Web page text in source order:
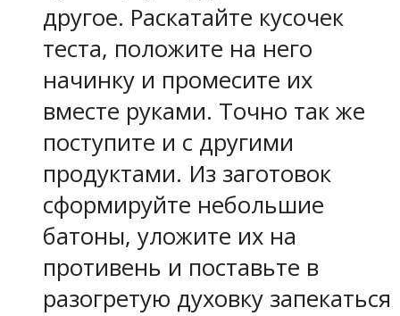
другое. Раскатайте кусочек
теста, положите на него
начинку и промесите их
вместе руками. Точно так же
поступите и с другими
продуктами. Из заготовок
сформируйте небольшие
батоны, уложите их на
противень и поставьте в
разогретую духовку запекаться